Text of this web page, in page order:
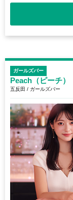
ガールズバー
Peach（ピーチ）
五反田 / ガールズバー